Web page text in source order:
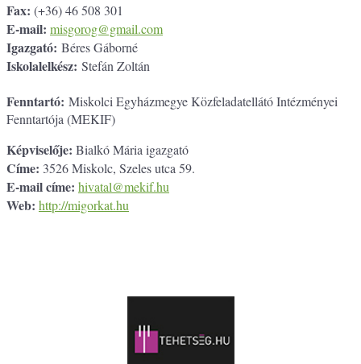
Fax: (+36) 46 508 301
E-mail: misgorog@gmail.com
Igazgató: Béres Gáborné
Iskolalelkész: Stefán Zoltán
Fenntartó: Miskolci Egyházmegye Közfeladatellátó Intézményei
Fenntartója (MEKIF)
Képviselője: Bialkó Mária igazgató
Címe: 3526 Miskolc, Szeles utca 59.
E-mail címe: hivatal@mekif.hu
Web: http://migorkat.hu